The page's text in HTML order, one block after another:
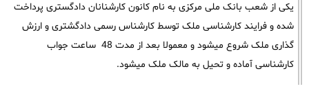
یکی از شعب بانک ملی مرکزی به نام کانون کارشنانان دادگستری پرداخت
شده و فرایند کارشناسی ملک توسط کارشناس رسمی دادگشتری و ارزش
گذاری ملک شروع میشود و معمولا بعد از مدت 48 ساعت جواب
کارشناسی آماده و تحیل به مالک ملک میشود.